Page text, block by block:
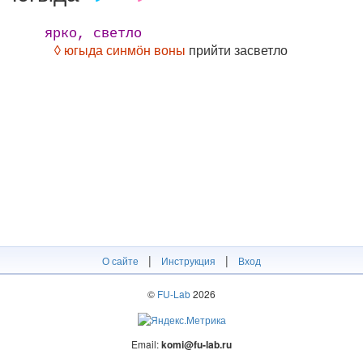
ярко, светло
◊ югыда синмӧн воны прийти засветло
О сайте | Инструкция | Вход
© FU-Lab2026
Email:komi@fu-lab.ru